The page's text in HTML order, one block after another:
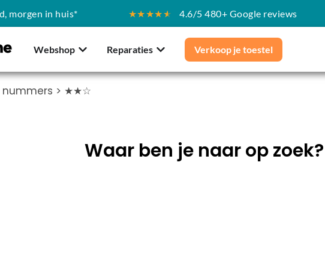
morgen in huis* ★★★★★ 4.6/5 480+ Google reviews
Webshop Reparaties Verkoop je toestel
nummers > ★★☆
Waar ben je naar op zoek?